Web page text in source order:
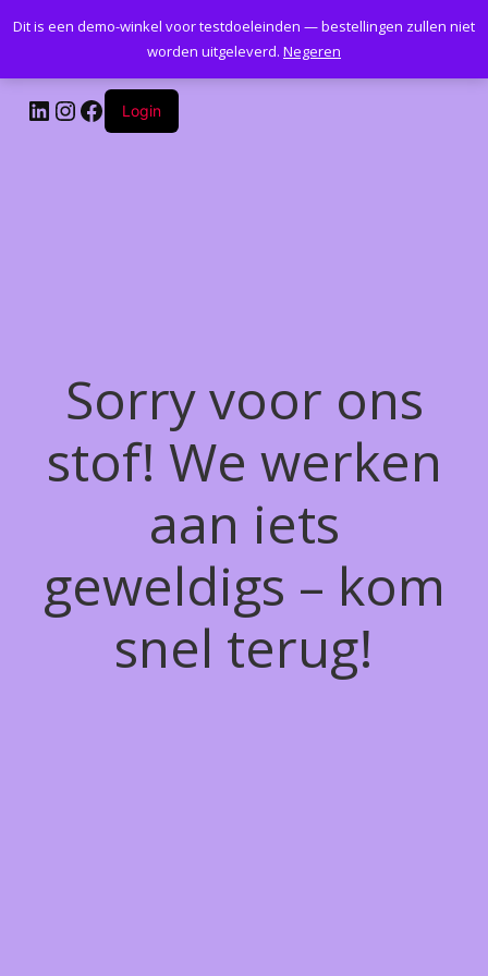
Kantoormeubelenplus.com
LinkedIn
Instagram
Facebook
Login
Sorry voor ons
stof! We werken
aan iets
geweldigs – kom
snel terug!
Dit is een demo-winkel voor testdoeleinden — bestellingen zullen niet
worden uitgeleverd. Negeren